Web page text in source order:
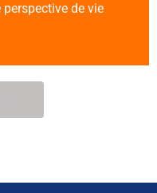
perspective de vie